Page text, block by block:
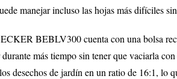
manejar incluso las hojas más difíciles
BEBLV300 cuenta con una bolsa
más tiempo sin tener que vaciarla
desechos de jardín en un ratio de 16:1, lo